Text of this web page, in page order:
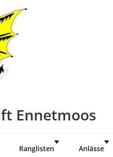
Ennetmoos
Ranglisten Anlässe